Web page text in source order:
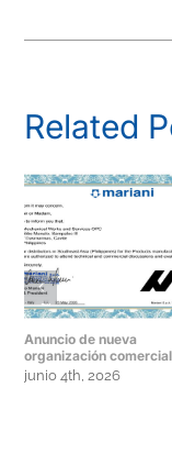
Related
Anuncio de nueva
organización
junio 4th, 2026